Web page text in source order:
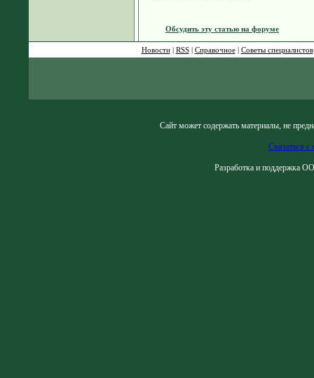
Обсудить эту статью на форуме
Новости| RSS| Справочное| Советы специалистов
Сайт может содержать материалы, не
Связаться с
Разработка и